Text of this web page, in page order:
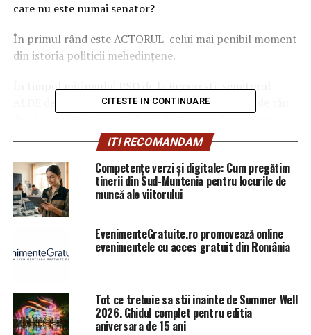
care nu este numai senator?
În primul rând este ACTORUL celui mai penibil moment
din istoria politicii mehedințene.
În timpul mitingului PSD de la București, senatorul
ALDE de Mehedinți Ionuț Sibinescu s-a făcut așa de rău
care dorea să știe de la el ce este statul paralel. După ce
s-a bâlbâit cu talent și abia a reușit să îndruge două
vorbe, Sibinescu s-a făcut nevăzut. Sibinescu a vrut să
susțină o teorie a statului paralel…
(https://youtu.be/2uVgoyi8DPQ),
CITESTE IN CONTINUARE
ITI RECOMANDAM
Competențe verzi și digitale: Cum pregătim
tinerii din Sud-Muntenia pentru locurile de
muncă ale viitorului
EvenimenteGratuite.ro promovează online
evenimentele cu acces gratuit din România
Tot ce trebuie sa stii inainte de Summer Well
2026. Ghidul complet pentru editia
aniversara de 15 ani